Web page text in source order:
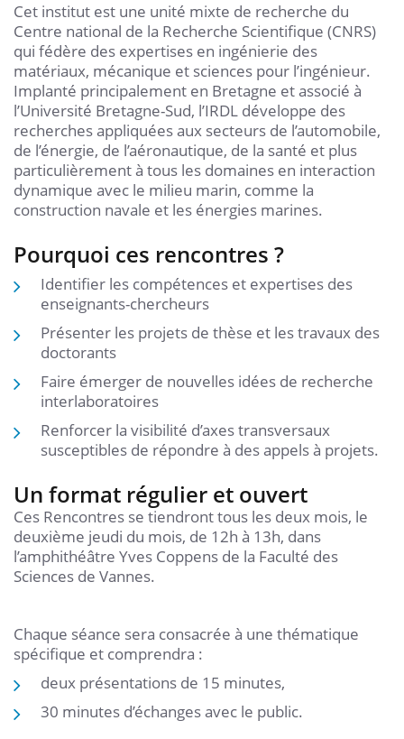
Cet institut est une unité mixte de recherche du
Centre national de la Recherche Scientifique (CNRS)
qui fédère des expertises en ingénierie des
matériaux, mécanique et sciences pour l’ingénieur.
Implanté principalement en Bretagne et associé à
l’Université Bretagne-Sud, l’IRDL développe des
recherches appliquées aux secteurs de l’automobile,
de l’énergie, de l’aéronautique, de la santé et plus
particulièrement à tous les domaines en interaction
dynamique avec le milieu marin, comme la
construction navale et les énergies marines.
Pourquoi ces rencontres ?
Identifier les compétences et expertises des
enseignants-chercheurs
Présenter les projets de thèse et les travaux des
doctorants
Faire émerger de nouvelles idées de recherche
interlaboratoires
Renforcer la visibilité d’axes transversaux
susceptibles de répondre à des appels à projets.
Un format régulier et ouvert
Ces Rencontres se tiendront tous les deux mois, le
deuxième jeudi du mois, de 12h à 13h, dans
l’amphithéâtre Yves Coppens de la Faculté des
Sciences de Vannes.
Chaque séance sera consacrée à une thématique
spécifique et comprendra :
deux présentations de 15 minutes,
30 minutes d’échanges avec le public.